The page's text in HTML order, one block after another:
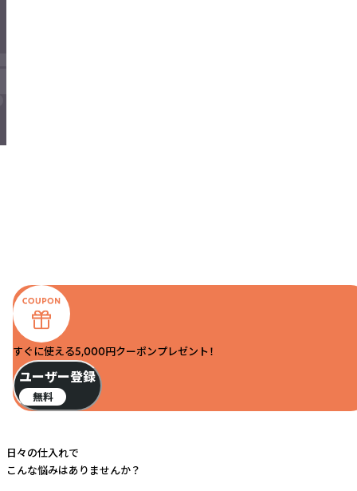
すぐに使える5,000円クーポンプレゼント！
ユーザー登録
無料
日々の仕入れで
こんな悩みはありませんか？